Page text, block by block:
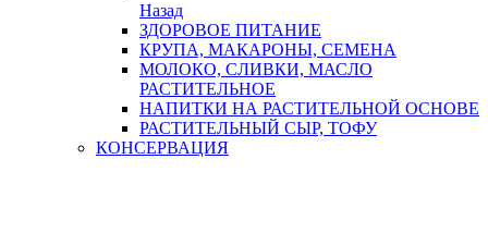
Назад
ЗДОРОВОЕ ПИТАНИЕ
КРУПА, МАКАРОНЫ, СЕМЕНА
МОЛОКО, СЛИВКИ, МАСЛО
РАСТИТЕЛЬНОЕ
НАПИТКИ НА РАСТИТЕЛЬНОЙ ОСНОВЕ
РАСТИТЕЛЬНЫЙ СЫР, ТОФУ
КОНСЕРВАЦИЯ